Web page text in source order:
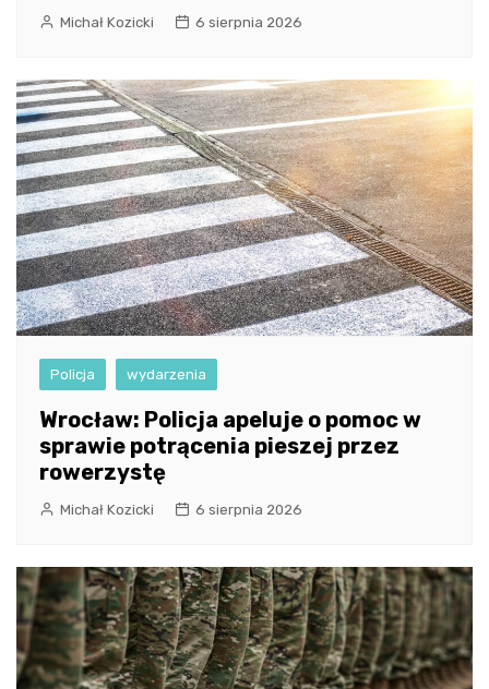
Michał Kozicki 6 sierpnia 2026
Policja wydarzenia
Wrocław: Policja apeluje o pomoc w
sprawie potrącenia pieszej przez
rowerzystę
Michał Kozicki 6 sierpnia 2026